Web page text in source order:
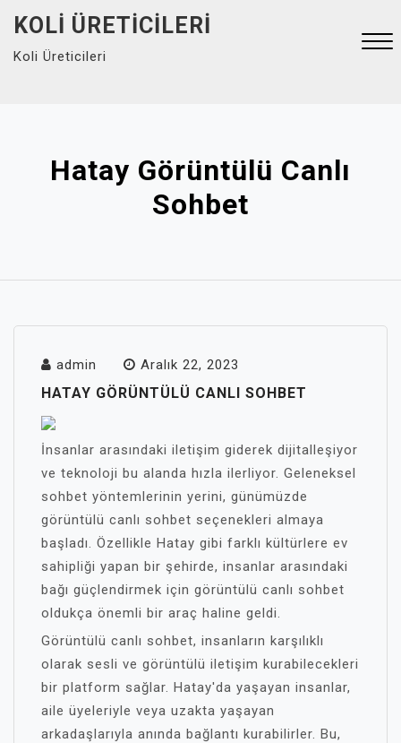
content
KOLI ÜRETICILERI
Koli Üreticileri
Hatay Görüntülü Canlı
Sohbet
admin Aralık 22, 2023
HATAY GÖRÜNTÜLÜ CANLI SOHBET
İnsanlar arasındaki iletişim giderek dijitalleşiyor
ve teknoloji bu alanda hızla ilerliyor. Geleneksel
sohbet yöntemlerinin yerini, günümüzde
görüntülü canlı sohbet seçenekleri almaya
başladı. Özellikle Hatay gibi farklı kültürlere ev
sahipliği yapan bir şehirde, insanlar arasındaki
bağı güçlendirmek için görüntülü canlı sohbet
oldukça önemli bir araç haline geldi.
Görüntülü canlı sohbet, insanların karşılıklı
olarak sesli ve görüntülü iletişim kurabilecekleri
bir platform sağlar. Hatay'da yaşayan insanlar,
aile üyeleriyle veya uzakta yaşayan
arkadaşlarıyla anında bağlantı kurabilirler. Bu,